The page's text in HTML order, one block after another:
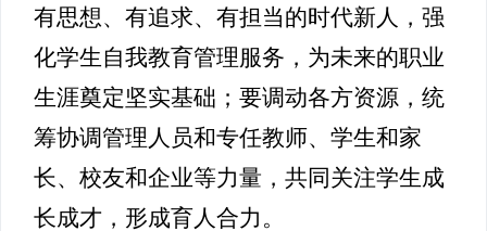
有思想、有追求、有担当的时代新人，强
化学生自我教育管理服务，为未来的职业
生涯奠定坚实基础；要调动各方资源，统
筹协调管理人员和专任教师、学生和家
长、校友和企业等力量，共同关注学生成
长成才，形成育人合力。